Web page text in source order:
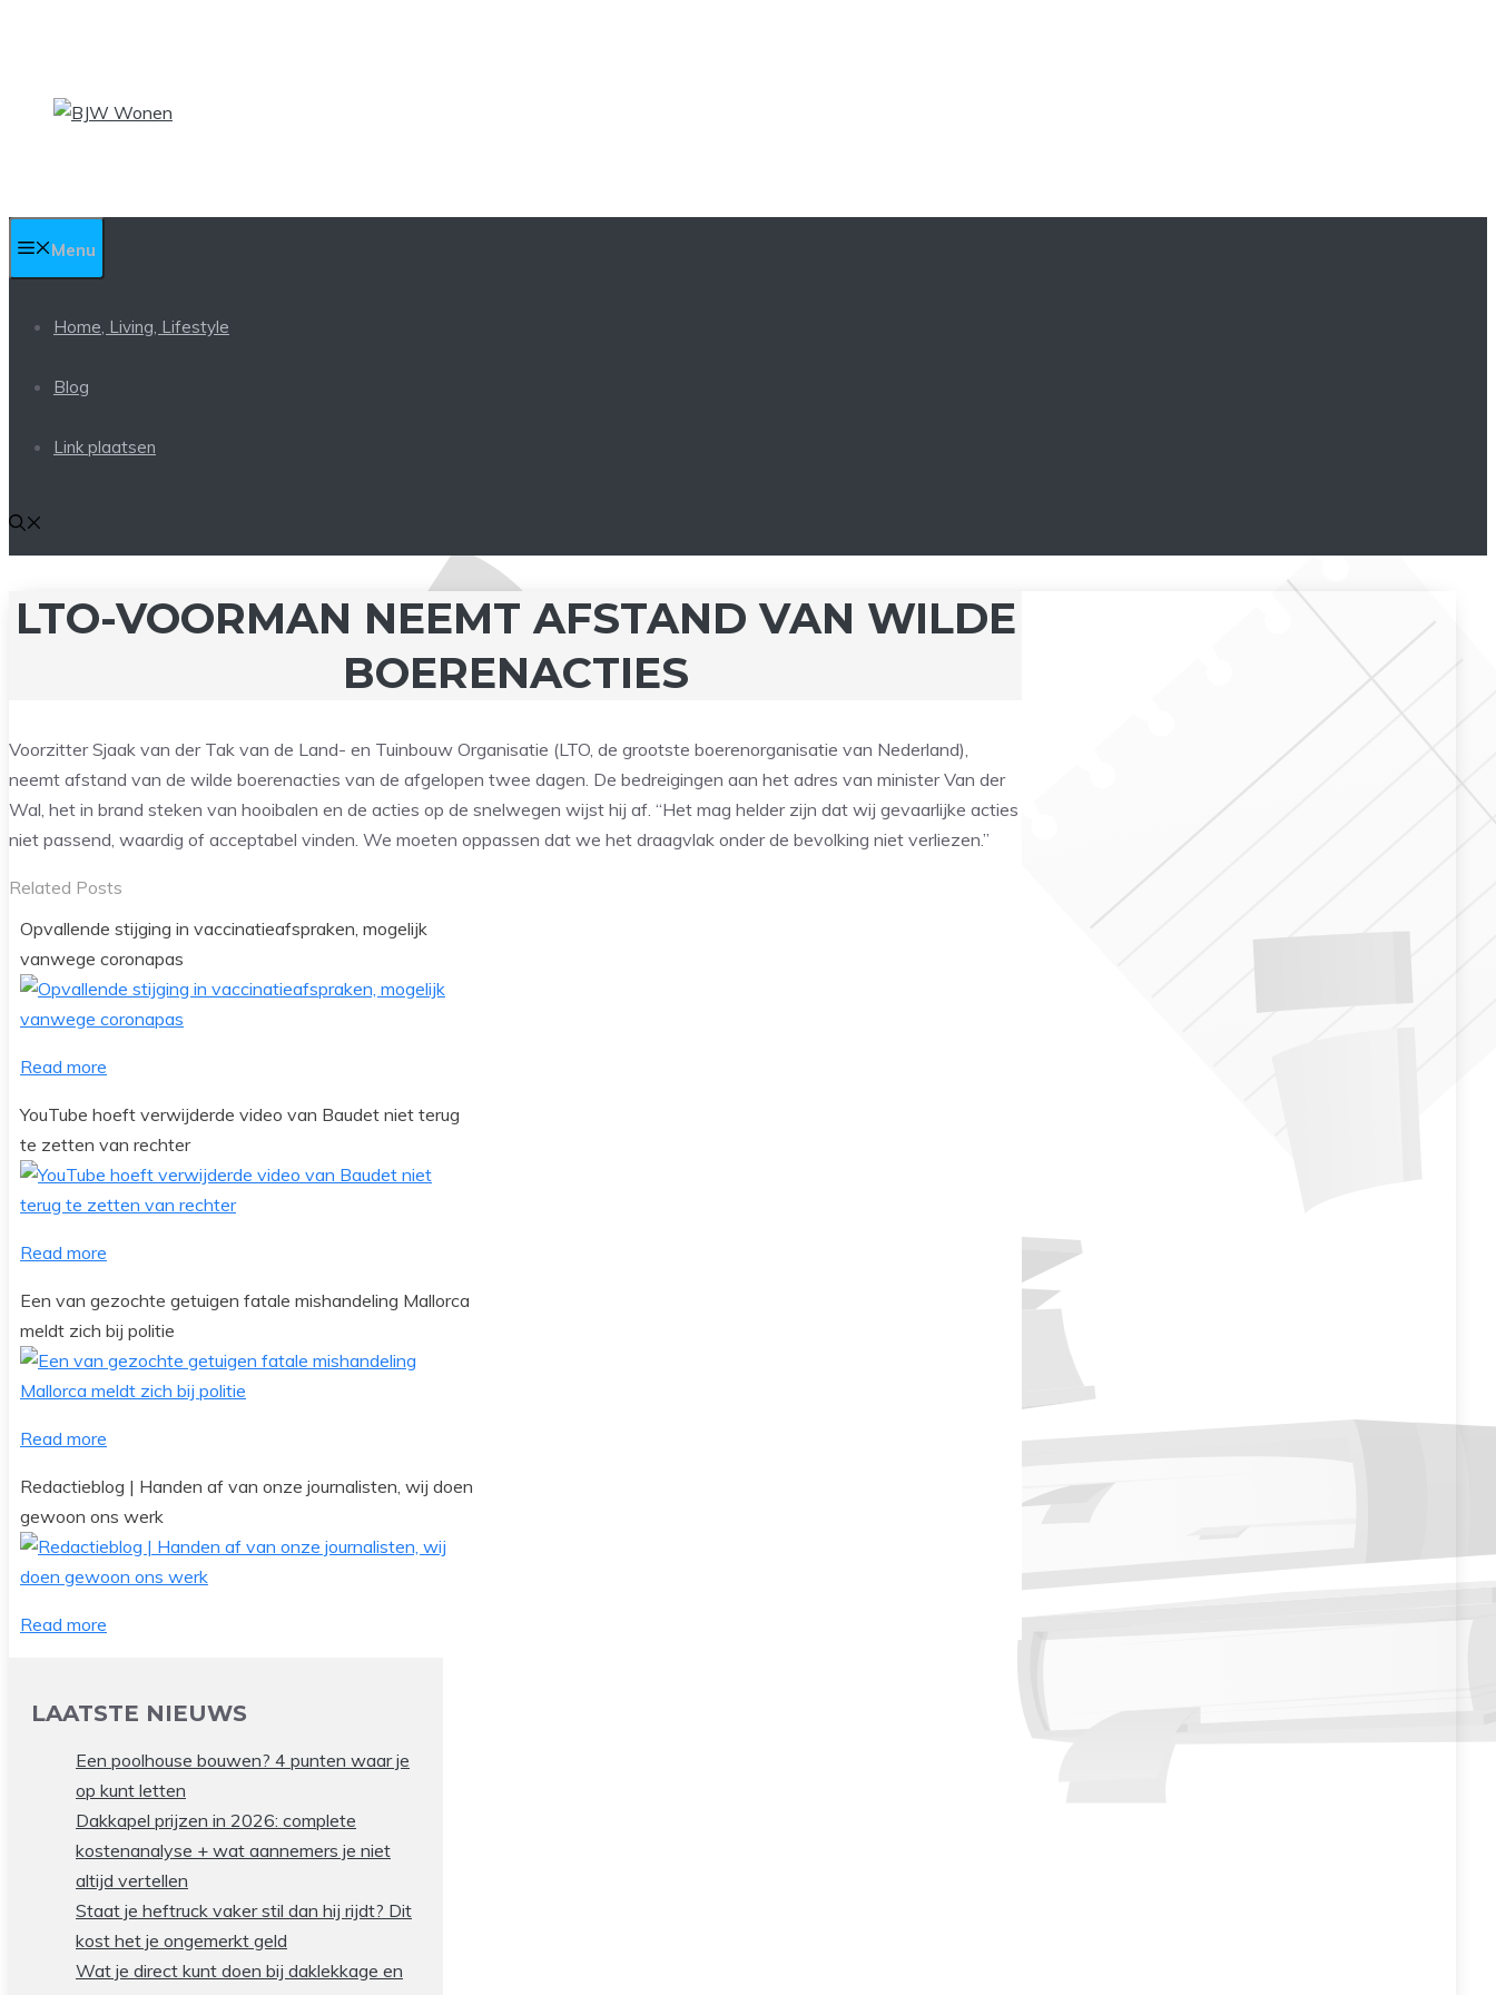
inhoud
Menu
Home, Living, Lifestyle
Blog
Link plaatsen
LTO-VOORMAN NEEMT AFSTAND VAN WILDE
BOERENACTIES
Voorzitter Sjaak van der Tak van de Land- en Tuinbouw Organisatie (LTO, de grootste boerenorganisatie van Nederland),
neemt afstand van de wilde boerenacties van de afgelopen twee dagen. De bedreigingen aan het adres van minister Van der
Wal, het in brand steken van hooibalen en de acties op de snelwegen wijst hij af. “Het mag helder zijn dat wij gevaarlijke acties
niet passend, waardig of acceptabel vinden. We moeten oppassen dat we het draagvlak onder de bevolking niet verliezen.”
Related Posts
Opvallende stijging in vaccinatieafspraken, mogelijk
vanwege coronapas
Read more
YouTube hoeft verwijderde video van Baudet niet terug
te zetten van rechter
Read more
Een van gezochte getuigen fatale mishandeling Mallorca
meldt zich bij politie
Read more
Redactieblog | Handen af van onze journalisten, wij doen
gewoon ons werk
Read more
LAATSTE NIEUWS
Een poolhouse bouwen? 4 punten waar je
op kunt letten
Dakkapel prijzen in 2026: complete
kostenanalyse + wat aannemers je niet
altijd vertellen
Staat je heftruck vaker stil dan hij rijdt? Dit
kost het je ongemerkt geld
Wat je direct kunt doen bij daklekkage en